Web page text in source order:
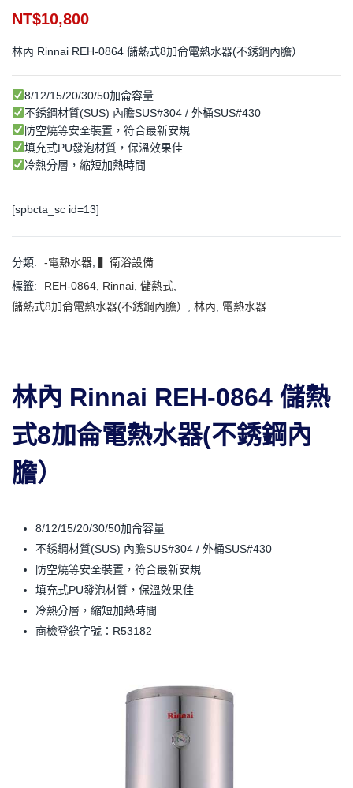
NT$10,800
林內 Rinnai REH-0864 儲熱式8加侖電熱水器(不銹鋼內膽）
8/12/15/20/30/50加侖容量
不銹鋼材質(SUS) 內膽SUS#304 / 外桶SUS#430
防空燒等安全裝置，符合最新安規
填充式PU發泡材質，保溫效果佳
冷熱分層，縮短加熱時間
[spbcta_sc id=13]
分類: -電熱水器
▍衛浴設備
標籤:
REH-0864 Rinnai 儲熱式
儲熱式8加侖電熱水器(不銹鋼內膽）
林內 電熱水器
林內 Rinnai REH-0864 儲熱
式8加侖電熱水器(不銹鋼內
膽）
8/12/15/20/30/50加侖容量
不銹鋼材質(SUS) 內膽SUS#304 / 外桶SUS#430
防空燒等安全裝置，符合最新安規
填充式PU發泡材質，保溫效果佳
冷熱分層，縮短加熱時間
商檢登錄字號：R53182